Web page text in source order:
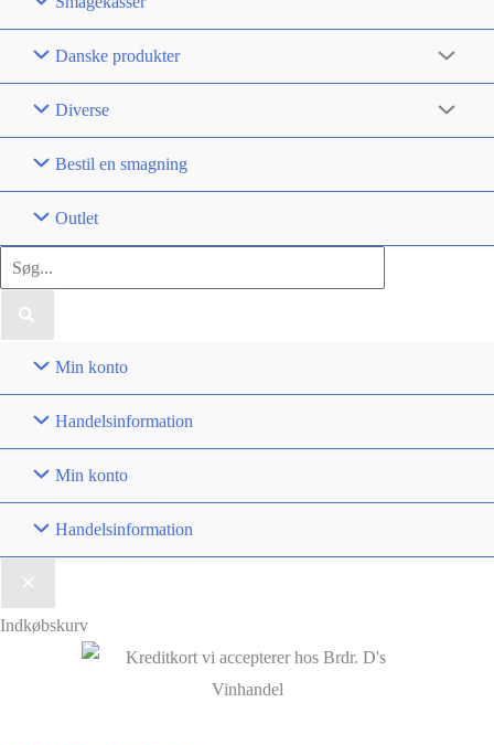
Danske produkter
Diverse
Bestil en smagning
Outlet
Søg
efter:
Min konto
Handelsinformation
Min konto
Handelsinformation
Indkøbskurv